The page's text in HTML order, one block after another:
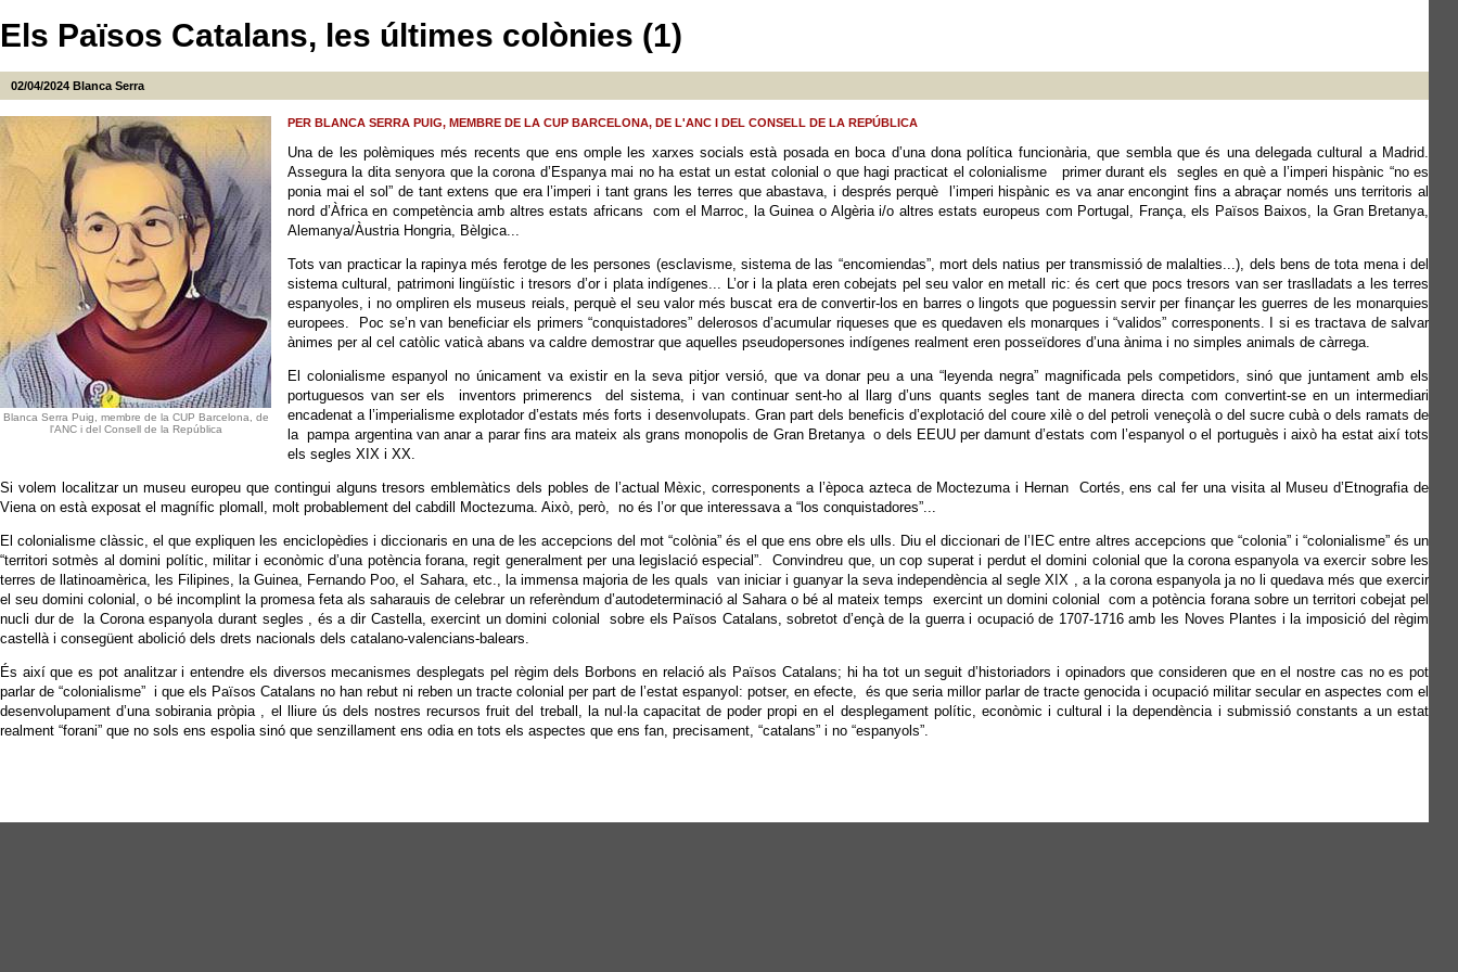
Els Països Catalans, les últimes colònies (1)
02/04/2024 Blanca Serra
Blanca Serra Puig, membre de la CUP Barcelona, de
l'ANC i del Consell de la República
PER BLANCA SERRA PUIG, MEMBRE DE LA CUP BARCELONA, DE L'ANC I DEL CONSELL DE LA REPÚBLICA
Una de les polèmiques més recents que ens omple les xarxes socials està posada en boca d’una dona política funcionària, que sembla que és una delegada cultural a Madrid.
Assegura la dita senyora que la corona d’Espanya mai no ha estat un estat colonial o que hagi practicat el colonialisme primer durant els segles en què a l’imperi hispànic “no es
ponia mai el sol” de tant extens que era l’imperi i tant grans les terres que abastava, i després perquè l’imperi hispànic es va anar encongint fins a abraçar només uns territoris al
nord d’Àfrica en competència amb altres estats africans com el Marroc, la Guinea o Algèria i/o altres estats europeus com Portugal, França, els Països Baixos, la Gran Bretanya,
Alemanya/Àustria Hongria, Bèlgica...
Tots van practicar la rapinya més ferotge de les persones (esclavisme, sistema de las “encomiendas”, mort dels natius per transmissió de malalties...), dels bens de tota mena i del
sistema cultural, patrimoni lingüístic i tresors d’or i plata indígenes... L’or i la plata eren cobejats pel seu valor en metall ric: és cert que pocs tresors van ser traslladats a les terres
espanyoles, i no ompliren els museus reials, perquè el seu valor més buscat era de convertir-los en barres o lingots que poguessin servir per finançar les guerres de les monarquies
europees. Poc se’n van beneficiar els primers “conquistadores” delerosos d’acumular riqueses que es quedaven els monarques i “validos” corresponents. I si es tractava de salvar
ànimes per al cel catòlic vaticà abans va caldre demostrar que aquelles pseudopersones indígenes realment eren posseïdores d’una ànima i no simples animals de càrrega.
El colonialisme espanyol no únicament va existir en la seva pitjor versió, que va donar peu a una “leyenda negra” magnificada pels competidors, sinó que juntament amb els
portuguesos van ser els inventors primerencs del sistema, i van continuar sent-ho al llarg d’uns quants segles tant de manera directa com convertint-se en un intermediari
encadenat a l’imperialisme explotador d’estats més forts i desenvolupats. Gran part dels beneficis d’explotació del coure xilè o del petroli veneçolà o del sucre cubà o dels ramats de
la pampa argentina van anar a parar fins ara mateix als grans monopolis de Gran Bretanya o dels EEUU per damunt d’estats com l’espanyol o el portuguès i això ha estat així tots
els segles XIX i XX.
Si volem localitzar un museu europeu que contingui alguns tresors emblemàtics dels pobles de l’actual Mèxic, corresponents a l’època azteca de Moctezuma i Hernan Cortés, ens cal fer una visita al Museu d’Etnografia de
Viena on està exposat el magnífic plomall, molt probablement del cabdill Moctezuma. Això, però, no és l’or que interessava a “los conquistadores”...
El colonialisme clàssic, el que expliquen les enciclopèdies i diccionaris en una de les accepcions del mot “colònia” és el que ens obre els ulls. Diu el diccionari de l’IEC entre altres accepcions que “colonia” i “colonialisme” és un
“territori sotmès al domini polític, militar i econòmic d’una potència forana, regit generalment per una legislació especial”. Convindreu que, un cop superat i perdut el domini colonial que la corona espanyola va exercir sobre les
terres de llatinoamèrica, les Filipines, la Guinea, Fernando Poo, el Sahara, etc., la immensa majoria de les quals van iniciar i guanyar la seva independència al segle XIX , a la corona espanyola ja no li quedava més que exercir
el seu domini colonial, o bé incomplint la promesa feta als saharauis de celebrar un referèndum d’autodeterminació al Sahara o bé al mateix temps exercint un domini colonial com a potència forana sobre un territori cobejat pel
nucli dur de la Corona espanyola durant segles , és a dir Castella, exercint un domini colonial sobre els Països Catalans, sobretot d’ençà de la guerra i ocupació de 1707-1716 amb les Noves Plantes i la imposició del règim
castellà i consegüent abolició dels drets nacionals dels catalano-valencians-balears.
És així que es pot analitzar i entendre els diversos mecanismes desplegats pel règim dels Borbons en relació als Països Catalans; hi ha tot un seguit d’historiadors i opinadors que consideren que en el nostre cas no es pot
parlar de “colonialisme” i que els Països Catalans no han rebut ni reben un tracte colonial per part de l’estat espanyol: potser, en efecte, és que seria millor parlar de tracte genocida i ocupació militar secular en aspectes com el
desenvolupament d’una sobirania pròpia , el lliure ús dels nostres recursos fruit del treball, la nul·la capacitat de poder propi en el desplegament polític, econòmic i cultural i la dependència i submissió constants a un estat
realment “forani” que no sols ens espolia sinó que senzillament ens odia en tots els aspectes que ens fan, precisament, “catalans” i no “espanyols”.